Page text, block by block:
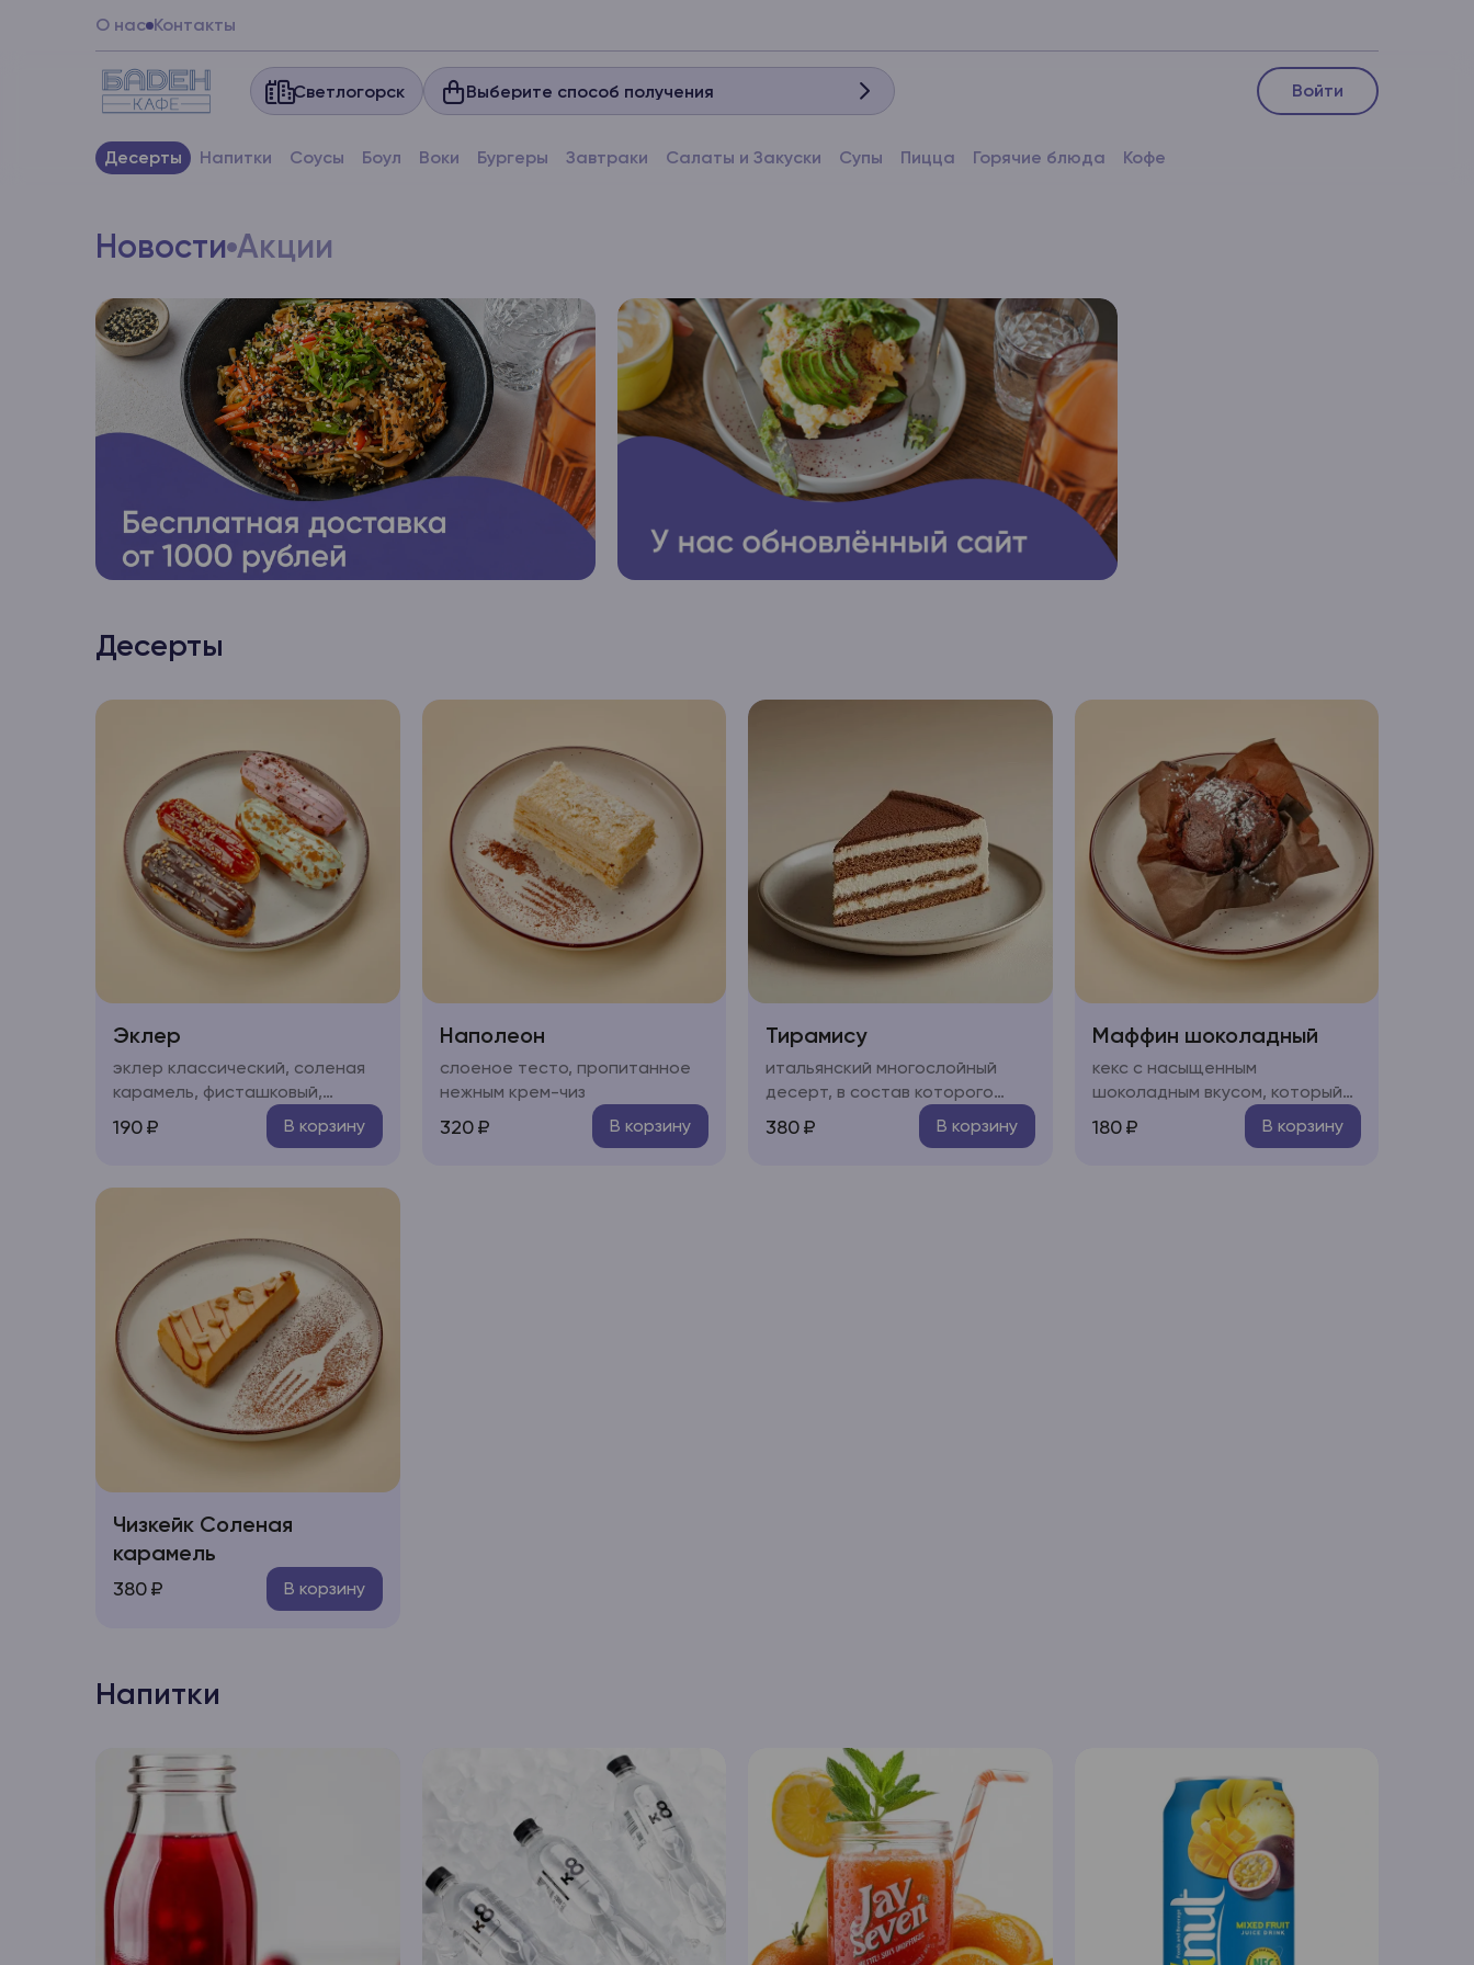
О нас Контакты
Светлогорск Выберите способ получения Войти
Десерты Напитки Соусы Боул Воки Бургеры Завтраки Салаты и Закуски Супы Пицца Горячие блюда Кофе
Новости Акции
Десерты
Эклер
эклер классический, соленая
карамель, фисташковый,
клубничный (на выбор)
190₽ В корзину
Наполеон
слоеное тесто, пропитанное
нежным крем-чиз
320 ₽ В корзину
Тирамису
итальянский многослойный
десерт, в состав которого
входят сыр маскарпоне, кофе,
куриные яйца, сахар и печенье
380₽ В корзину
Маффин шоколадный
кекс с насыщенным
шоколадным вкусом, который
содержит приятную жидкую
кофейную структуру
180 ₽ В корзину
Чизкейк Соленая
карамель
380₽ В корзину
Напитки